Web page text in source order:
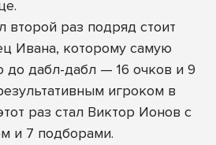
второй раз подряд стоит
Ивана, которому самую
до дабл-дабл — 16 очков и 9
игроком в
раз стал Виктор Ионов с
и 7 подборами.